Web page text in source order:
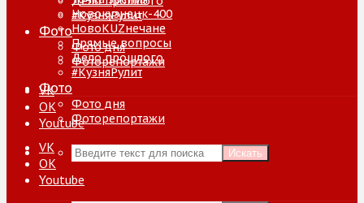
#КузняРулит
Фото
Фото дня
Фоторепортажи
VK
ОК
Youtube
Искать
Новокузнецк-400
НовоKUZнечане
Прямые вопросы
Дело прошлого
#КузняРулит
Фото
Фото дня
Фоторепортажи
VK
ОК
Youtube